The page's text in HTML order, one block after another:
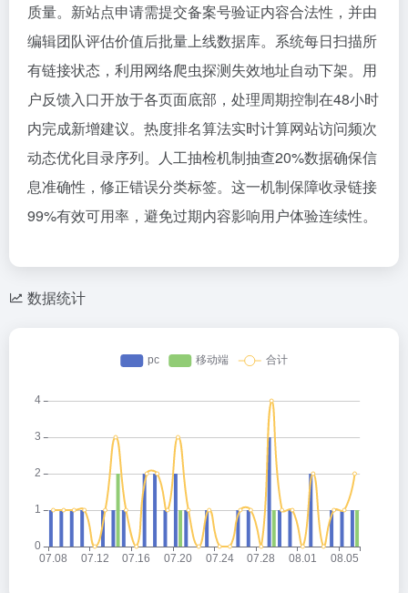
质量。新站点申请需提交备案号验证内容合法性，并由
编辑团队评估价值后批量上线数据库。系统每日扫描所
有链接状态，利用网络爬虫探测失效地址自动下架。用
户反馈入口开放于各页面底部，处理周期控制在48小时
内完成新增建议。热度排名算法实时计算网站访问频次
动态优化目录序列。人工抽检机制抽查20%数据确保信
息准确性，修正错误分类标签。这一机制保障收录链接
99%有效可用率，避免过期内容影响用户体验连续性。
数据统计